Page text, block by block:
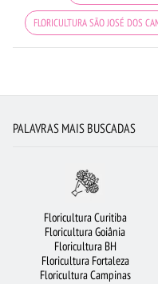
FLORICULTURA SÃO JOSÉ DOS
BUQUÊS DE FLORES
CESTA DE CAFÉ DA MANHÃ
FLORICULTURA SÃO BERNARDO DO
PALAVRAS MAIS BUSCADAS
Floricultura Curitiba
Floricultura Goiânia
Floricultura BH
Floricultura Fortaleza
Floricultura Campinas